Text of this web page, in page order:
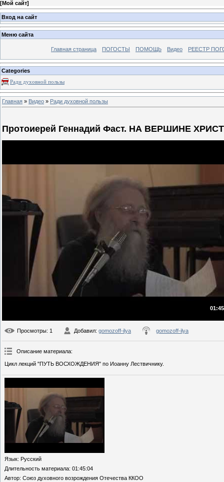
[Мой сайт]
Вход на сайт
Меню сайта
Главная страница ПОГОСТЫ ПОМОЩЬ Видео РЕЕСТР
Categories
Ради духовной пользы
Главная » Видео » Ради духовной пользы
Протоиерей Геннадий Фаст. НА ВЕРШИНЕ
Просмотры: 1 Добавил: gomozoff-ilya gomozoff-ilya
Описание материала:
Цикл лекций "ПУТЬ ВОСХОЖДЕНИЯ" по Иоанну Лествичнику.
Язык: Русский
Длительность материала: 01:45:04
Автор: Союз духовного возрождения Отечества ККОО